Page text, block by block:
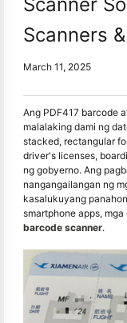
Scanners
March 11, 2025
Ang PDF417 barcode
malalaking dami ng
stacked, rectangular
driver's licenses,
ng gobyerno. Ang
nangangailangan ng
kasalukuyang
smartphone apps,
barcode scanner.